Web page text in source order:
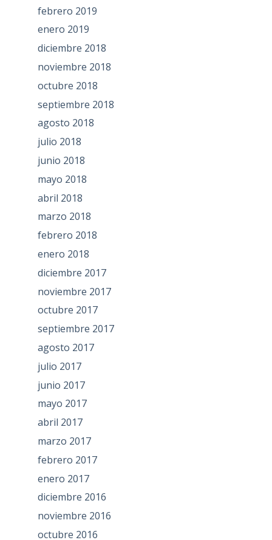
febrero 2019
enero 2019
diciembre 2018
noviembre 2018
octubre 2018
septiembre 2018
agosto 2018
julio 2018
junio 2018
mayo 2018
abril 2018
marzo 2018
febrero 2018
enero 2018
diciembre 2017
noviembre 2017
octubre 2017
septiembre 2017
agosto 2017
julio 2017
junio 2017
mayo 2017
abril 2017
marzo 2017
febrero 2017
enero 2017
diciembre 2016
noviembre 2016
octubre 2016